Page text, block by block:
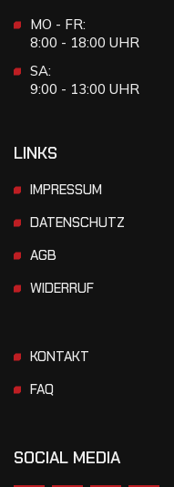
MO - FR:
8:00 - 18:00 UHR
SA:
9:00 - 13:00 UHR
LINKS
IMPRESSUM
DATENSCHUTZ
AGB
WIDERRUF
KONTAKT
FAQ
SOCIAL MEDIA